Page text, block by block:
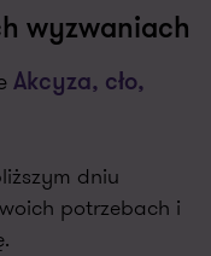
wyzwaniach
Akcyza, cło,
dniu
potrzebach i